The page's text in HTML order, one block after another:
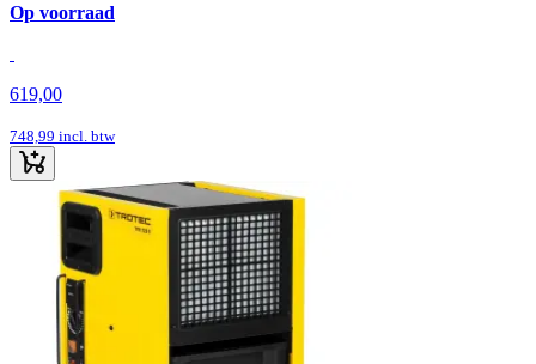
Op voorraad
619,00
748,99 incl. btw